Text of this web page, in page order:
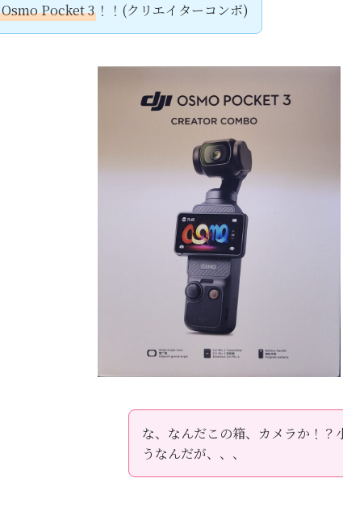
Osmo Pocket 3 ！！(クリエイターコンボ)
な、なんだこの箱、カメラか！
うなんだが、、、